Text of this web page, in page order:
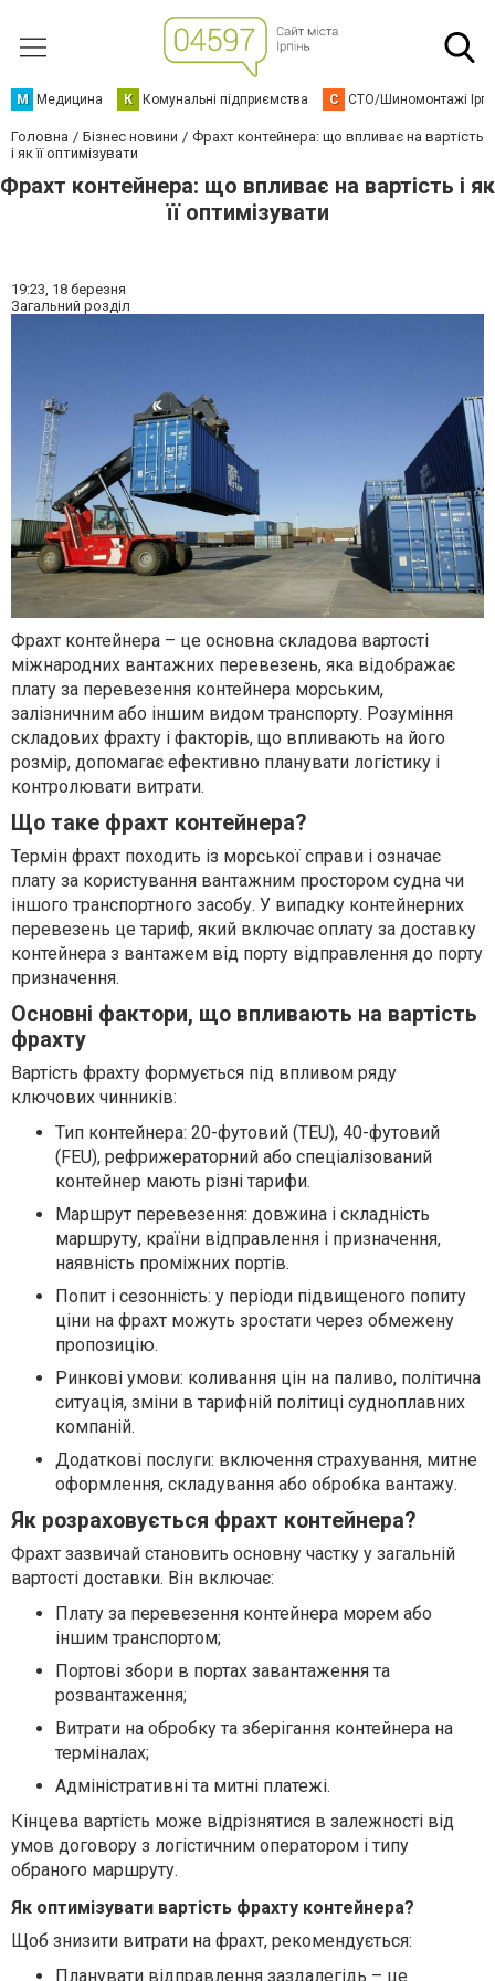
М Медицина К Комунальні підприємства С СТО/Шиномонтажі
Головна Бізнес новини
Фрахт контейнера: що впливає на вартість
і як її оптимізувати
Фрахт контейнера: що впливає на вартість і як
її оптимізувати
19:23, 18 березня
Загальний розділ
Фрахт контейнера – це основна складова вартості
міжнародних вантажних перевезень, яка відображає
плату за перевезення контейнера морським,
залізничним або іншим видом транспорту. Розуміння
складових фрахту і факторів, що впливають на його
розмір, допомагає ефективно планувати логістику і
контролювати витрати.
Що таке фрахт контейнера?
Термін фрахт походить із морської справи і означає
плату за користування вантажним простором судна чи
іншого транспортного засобу. У випадку контейнерних
перевезень це тариф, який включає оплату за доставку
контейнера з вантажем від порту відправлення до порту
призначення.
Основні фактори, що впливають на вартість
фрахту
Вартість фрахту формується під впливом ряду
ключових чинників:
Тип контейнера: 20-футовий (TEU), 40-футовий
(FEU), рефрижераторний або спеціалізований
контейнер мають різні тарифи.
Маршрут перевезення: довжина і складність
маршруту, країни відправлення і призначення,
наявність проміжних портів.
Попит і сезонність: у періоди підвищеного попиту
ціни на фрахт можуть зростати через обмежену
пропозицію.
Ринкові умови: коливання цін на паливо, політична
ситуація, зміни в тарифній політиці судноплавних
компаній.
Додаткові послуги: включення страхування, митне
оформлення, складування або обробка вантажу.
Як розраховується фрахт контейнера?
Фрахт зазвичай становить основну частку у загальній
вартості доставки. Він включає:
Плату за перевезення контейнера морем або
іншим транспортом;
Портові збори в портах завантаження та
розвантаження;
Витрати на обробку та зберігання контейнера на
терміналах;
Адміністративні та митні платежі.
Кінцева вартість може відрізнятися в залежності від
умов договору з логістичним оператором і типу
обраного маршруту.
Як оптимізувати вартість фрахту контейнера?
Щоб знизити витрати на фрахт, рекомендується:
Планувати відправлення заздалегідь – це